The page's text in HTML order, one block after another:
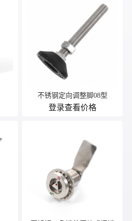
不锈钢定向调整脚08型
登录查看价格